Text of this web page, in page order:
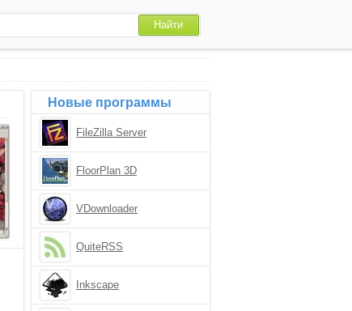
Новые программы
FileZilla Server
FloorPlan 3D
VDownloader
QuiteRSS
Inkscape